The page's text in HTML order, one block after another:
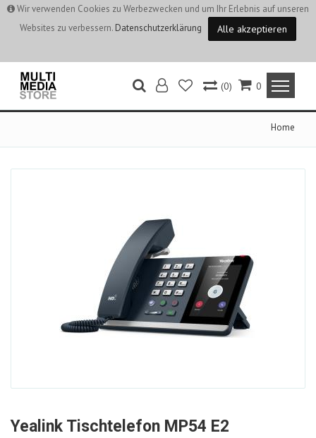
Wir verwenden Cookies zu Werbezwecken und um Ihr Erlebnis auf unseren
Websites zu verbessern. Datenschutzerklärung Alle akzeptieren
0
(0)
Home
Yealink Tischtelefon MP54 E2